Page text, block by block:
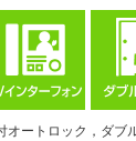
オートロック，ダブ